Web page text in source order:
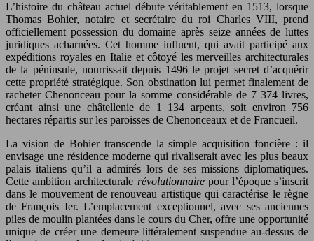
L’histoire du château actuel débute véritablement en 1513, lorsque
Thomas Bohier, notaire et secrétaire du roi Charles VIII, prend
officiellement possession du domaine après seize années de luttes
juridiques acharnées. Cet homme influent, qui avait participé aux
expéditions royales en Italie et côtoyé les merveilles architecturales
de la péninsule, nourrissait depuis 1496 le projet secret d’acquérir
cette propriété stratégique. Son obstination lui permet finalement de
racheter Chenonceau pour la somme considérable de 7 374 livres,
créant ainsi une châtellenie de 1 134 arpents, soit environ 756
hectares répartis sur les paroisses de Chenonceaux et de Francueil.
La vision de Bohier transcende la simple acquisition foncière : il
envisage une résidence moderne qui rivaliserait avec les plus beaux
palais italiens qu’il a admirés lors de ses missions diplomatiques.
Cette ambition architecturale révolutionnairepour l’époque s’inscrit
dans le mouvement de renouveau artistique qui caractérise le règne
de François Ier. L’emplacement exceptionnel, avec ses anciennes
piles de moulin plantées dans le cours du Cher, offre une opportunité
unique de créer une demeure littéralement suspendue au-dessus de